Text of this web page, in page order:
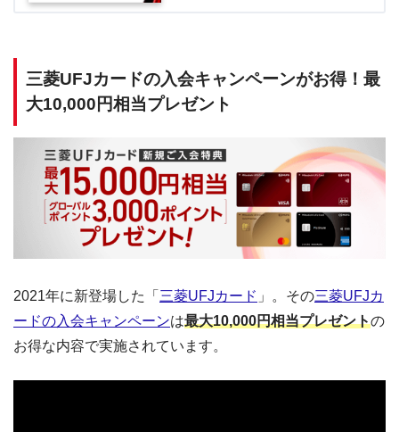
三菱UFJカードの入会キャンペーンがお得！最
大10,000円相当プレゼント
2021年に新登場した「 三菱UFJカード 」。その三菱UFJカ
ードの入会キャンペーンは最大10,000円相当プレゼントの
お得な内容で実施されています。